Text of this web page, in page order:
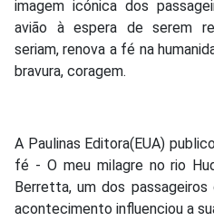
imagem icónica dos
avião à espera de serem
seriam, renova a fé na
bravura, coragem.
A Paulinas Editora(EUA)
fé - O meu milagre no rio
Berretta, um dos
acontecimento influenciou a